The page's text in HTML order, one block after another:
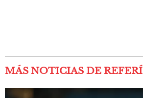
MÁS NOTICIAS DE REFERÍ